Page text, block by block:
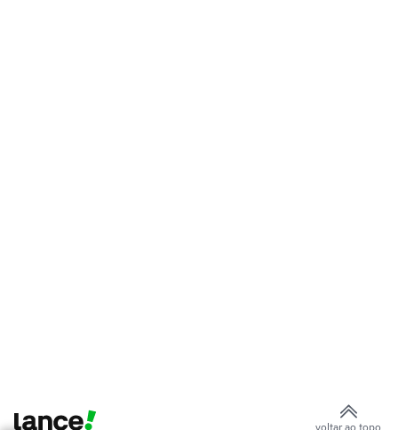
'Querem aprender'